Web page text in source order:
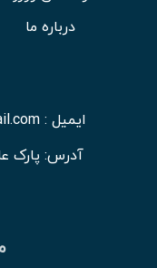
درباره ما
ایمیل : kermanshahgasht2020@gmail.com
آدرس: پارک